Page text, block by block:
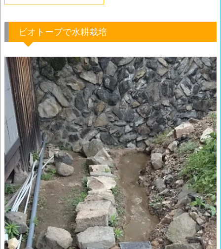
ビオトープで水耕栽培